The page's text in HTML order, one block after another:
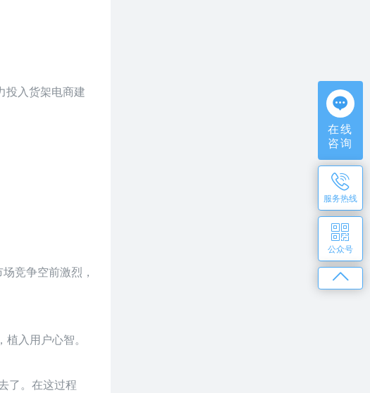
投入货架电商建
竞争空前激烈，
入用户心智。
了。在这过程
在线
咨询
服务热线
公众号